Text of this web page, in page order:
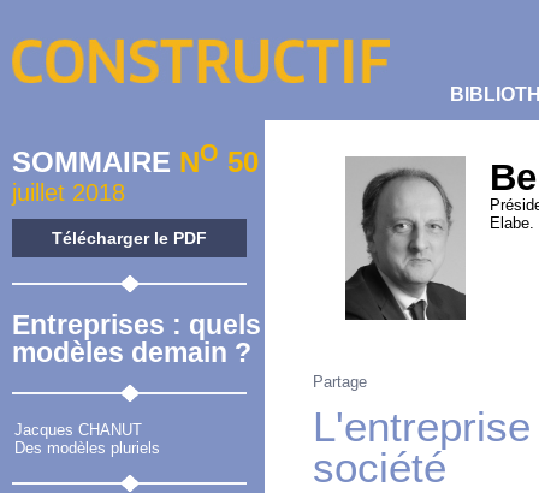
SOMMAIRE NO 50
juillet 2018
Télécharger le PDF
Entreprises : quels
modèles demain ?
Jacques CHANUT
Des modèles pluriels
Elabe.
Partage
société